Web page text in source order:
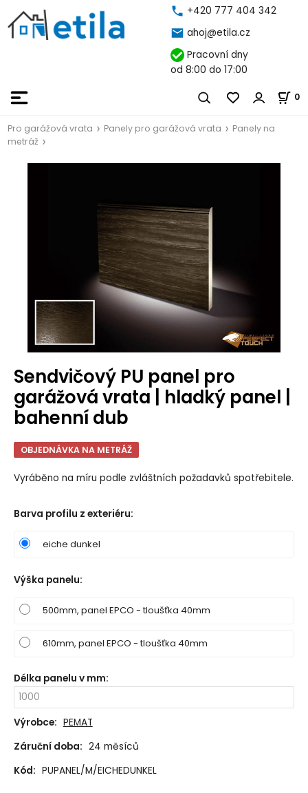
+420 777 404 342
ahoj@etila.cz
Pracovní dny
od 8:00 do 17:00
0
Pro garážová vrata Panely pro garážová vrata
Panely na
metráž
Sendvičový PU panel pro
garážová vrata | hladký panel |
bahenní dub
OBJEDNÁVKA NA METRÁŽ
Vyráběno na míru podle zvláštních požadavků spotřebitele.
Barva profilu z exteriéru:
eiche dunkel
Výška panelu:
500mm, panel EPCO - tloušťka 40mm
610mm, panel EPCO - tloušťka 40mm
Délka panelu v mm:
Výrobce: PEMAT
Záruční doba: 24 měsíců
Kód: PUPANEL/M/EICHEDUNKEL